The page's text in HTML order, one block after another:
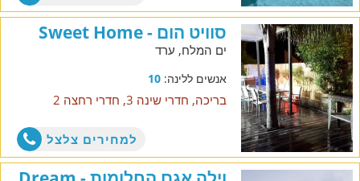
סוויט הום - Sweet Home
ים המלח, ערד
אנשים ללינה:10
בריכה, חדרי שינה 3, חדרי רחצה 2
למחירים צלצל